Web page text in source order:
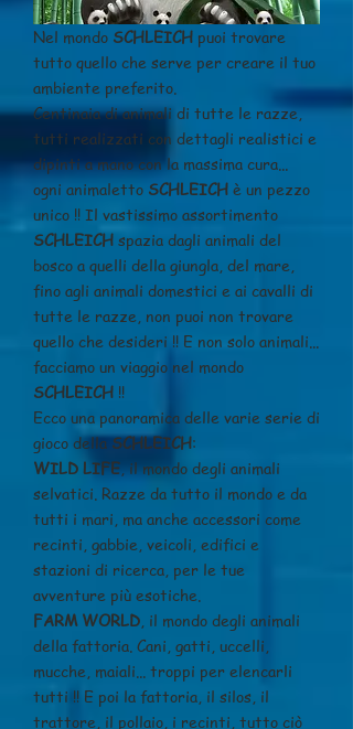
Nel mondo SCHLEICH puoi trovare
tutto quello che serve per creare il tuo
ambiente preferito.
Centinaia di animali di tutte le razze,
tutti realizzati con dettagli realistici e
dipinti a mano con la massima cura...
ogni animaletto SCHLEICH è un pezzo
unico !! Il vastissimo assortimento
SCHLEICH spazia dagli animali del
bosco a quelli della giungla, del mare,
fino agli animali domestici e ai cavalli di
tutte le razze, non puoi non trovare
quello che desideri !! E non solo animali...
facciamo un viaggio nel mondo
SCHLEICH !!
Ecco una panoramica delle varie serie di
gioco dellaSCHLEICH:
WILD LIFE, il mondo degli animali
selvatici. Razze da tutto il mondo e da
tutti i mari, ma anche accessori come
recinti, gabbie, veicoli, edifici e
stazioni di ricerca, per le tue
avventure più esotiche.
FARM WORLD, il mondo degli animali
della fattoria. Cani, gatti, uccelli,
mucche, maiali... troppi per elencarli
tutti !! E poi la fattoria, il silos, il
trattore, il pollaio, i recinti, tutto ciò